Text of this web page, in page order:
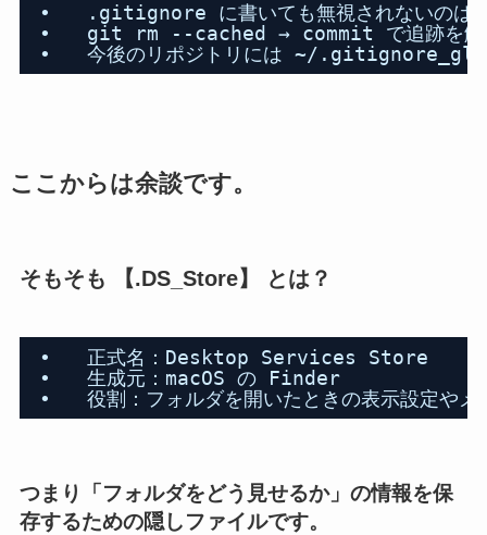
•   .gitignore に書いても無視されないのは「
•   git rm --cached → commit で追跡を解
•   今後のリポジトリには ~/
ここからは余談です。
そもそも 【.DS_Store】 とは？
•   正式名：Desktop Services Store
•   生成元：macOS の Finder
•   役割：フォルダを開いたときの表示設定やメ
つまり「フォルダをどう見せるか」の情報を保
存するための隠しファイルです。